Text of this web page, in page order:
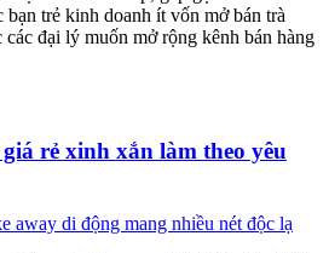
trẻ kinh doanh ít vốn mở bán trà
các đại lý muốn mở rộng kênh bán hàng
rẻ xinh xắn làm theo yêu